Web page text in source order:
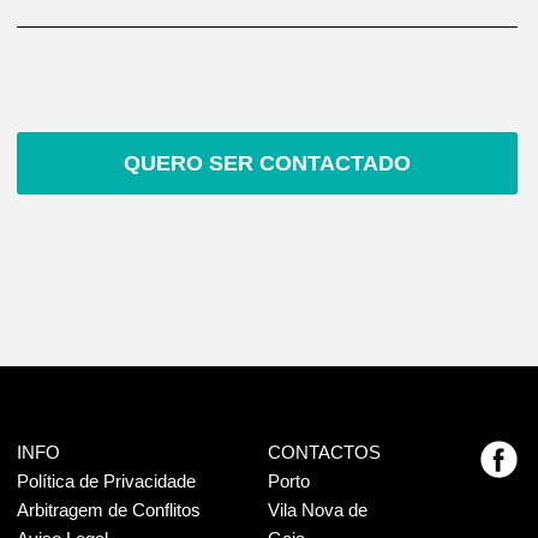
QUERO SER CONTACTADO
INFO
Política de Privacidade
Arbitragem de Conflitos
CONTACTOS
Porto
Vila Nova de